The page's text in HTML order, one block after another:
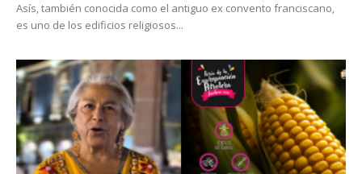
Asís, también conocida como el antiguo ex convento franciscano,
es uno de los edificios religiosos...